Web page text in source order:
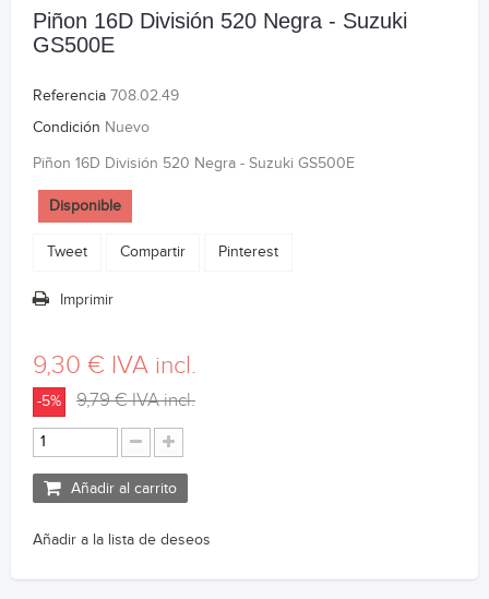
Piñon 16D División 520 Negra - Suzuki
GS500E
Referencia 708.02.49
Condición Nuevo
Piñon 16D División 520 Negra - Suzuki GS500E
Disponible
Tweet Compartir Pinterest
Imprimir
9,30 € IVA incl.
-5% 9,79 €IVA incl.
Añadir al carrito
Añadir a la lista de deseos